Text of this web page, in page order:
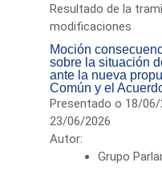
Resultado de la
modificaciones
Moción
sobre la situación
ante la nueva
Común y el
Presentado o 18/
23/06/2026
Autor:
Grupo